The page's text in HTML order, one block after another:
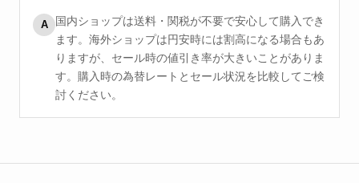
A
国内ショップは送料・関税が不要で安心して購入でき
ます。海外ショップは円安時には割高になる場合もあ
りますが、セール時の値引き率が大きいことがありま
す。購入時の為替レートとセール状況を比較してご検
討ください。